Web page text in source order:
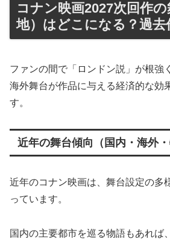
コナン映画2027次回作
地）はどこになる？過去
ファンの間で「ロンドン説」が根強
海外舞台が作品に与える経済的な効
す。
近年の舞台傾向（国内・海外・
近年のコナン映画は、舞台設定の多
っています。
国内の主要都市を巡る物語もあれば